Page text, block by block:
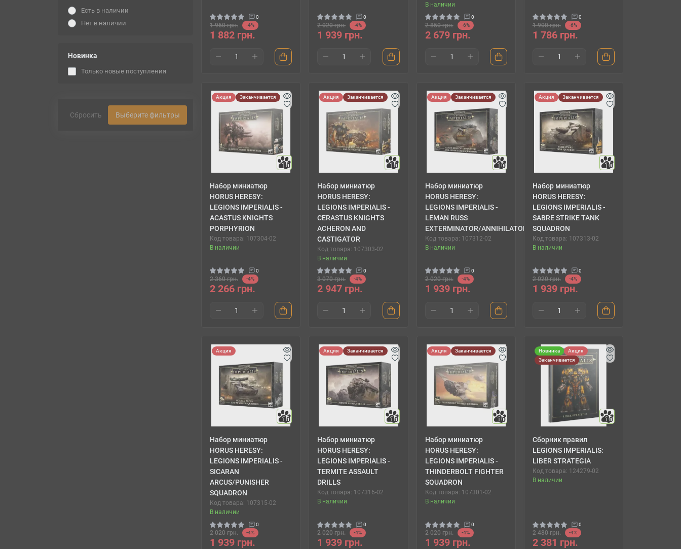
Есть в наличии
Нет в наличии
Новинка
Только новые поступления
Сбросить Выберите фильтры
0
1 960 грн. -4%
1 882 грн.
0
2 020 грн. -4%
1 939 грн.
В наличии
0
2 850 грн. -6%
2 679 грн.
0
1 900 грн. -6%
1 786 грн.
Акция Заканчивается
10
Набор миниатюр
HORUS HERESY:
LEGIONS IMPERIALIS -
ACASTUS KNIGHTS
PORPHYRION
Код товара: 107304-02
В наличии
0
2 360 грн. -4%
2 266 грн.
Акция Заканчивается
10
Набор миниатюр
HORUS HERESY:
LEGIONS IMPERIALIS -
CERASTUS KNIGHTS
ACHERON AND
CASTIGATOR
Код товара: 107303-02
В наличии
0
3 070 грн. -4%
2 947 грн.
Акция Заканчивается
10
Набор миниатюр
HORUS HERESY:
LEGIONS IMPERIALIS -
LEMAN RUSS
EXTERMINATOR/ANNIHILATORS
Код товара: 107312-02
В наличии
0
2 020 грн. -4%
1 939 грн.
Акция Заканчивается
10
Набор миниатюр
HORUS HERESY:
LEGIONS IMPERIALIS -
SABRE STRIKE TANK
SQUADRON
Код товара: 107313-02
В наличии
0
2 020 грн. -4%
1 939 грн.
Акция
10
Набор миниатюр
HORUS HERESY:
LEGIONS IMPERIALIS -
SICARAN
ARCUS/PUNISHER
SQUADRON
Код товара: 107315-02
В наличии
0
2 020 грн. -4%
1 939 грн.
Акция Заканчивается
10
Набор миниатюр
HORUS HERESY:
LEGIONS IMPERIALIS -
TERMITE ASSAULT
DRILLS
Код товара: 107316-02
В наличии
0
2 020 грн. -4%
1 939 грн.
Акция Заканчивается
10
Набор миниатюр
HORUS HERESY:
LEGIONS IMPERIALIS -
THINDERBOLT FIGHTER
SQUADRON
Код товара: 107301-02
В наличии
0
2 020 грн. -4%
1 939 грн.
Новинка
Акция
Заканчивается
10
Сборник правил
LEGIONS IMPERIALIS:
LIBER STRATEGIA
Код товара: 124279-02
В наличии
0
2 480 грн. -4%
2 381 грн.